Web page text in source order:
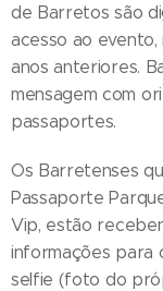
de Barretos são
acesso ao
anos anteriores.
mensagem com
passaportes.
Os Barretenses
Passaporte
Vip, estão
informações para
selfie (foto do